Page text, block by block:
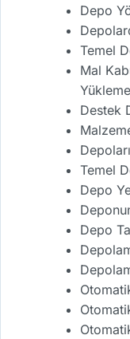
Depo
Temel
Mal
Destek
Temel
Depo
Depo